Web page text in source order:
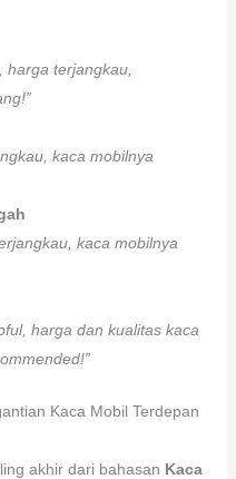
harga terjangkau,
kaca mobilnya
kaca mobilnya
harga dan kualitas kaca
Kaca Mobil Terdepan
akhir dari bahasan Kaca